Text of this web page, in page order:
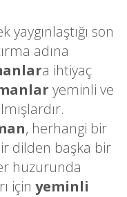
son
adına
a ihtiyaç
yeminli ve
, herhangi bir
dilden başka bir
huzurunda
için yeminli